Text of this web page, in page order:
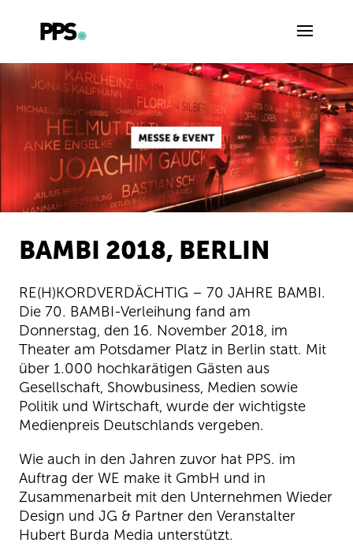
BAMBI 2018, BERLIN
RE(H)KORDVERDÄCHTIG – 70 JAHRE BAMBI.
Die 70. BAMBI-Verleihung fand am
Donnerstag, den 16. November 2018, im
Theater am Potsdamer Platz in Berlin statt. Mit
über 1.000 hochkarätigen Gästen aus
Gesellschaft, Showbusiness, Medien sowie
Politik und Wirtschaft, wurde der wichtigste
Medienpreis Deutschlands vergeben.
Wie auch in den Jahren zuvor hat PPS. im
Auftrag der WE make it GmbH und in
Zusammenarbeit mit den Unternehmen Wieder
Design und JG & Partner den Veranstalter
Hubert Burda Media unterstützt.